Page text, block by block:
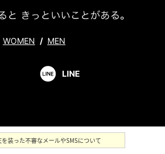
WOMEN / MEN
LINE
を装った不審なメールやSMSについて